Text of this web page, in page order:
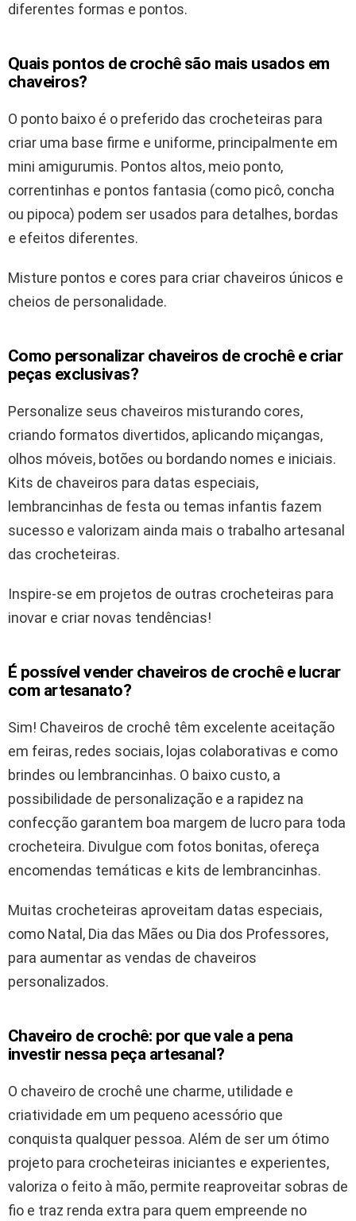
diferentes formas e pontos.
Quais pontos de crochê são mais usados em
chaveiros?
O ponto baixo é o preferido das crocheteiras para
criar uma base firme e uniforme, principalmente em
mini amigurumis. Pontos altos, meio ponto,
correntinhas e pontos fantasia (como picô, concha
ou pipoca) podem ser usados para detalhes, bordas
e efeitos diferentes.
Misture pontos e cores para criar chaveiros únicos e
cheios de personalidade.
Como personalizar chaveiros de crochê e criar
peças exclusivas?
Personalize seus chaveiros misturando cores,
criando formatos divertidos, aplicando miçangas,
olhos móveis, botões ou bordando nomes e iniciais.
Kits de chaveiros para datas especiais,
lembrancinhas de festa ou temas infantis fazem
sucesso e valorizam ainda mais o trabalho artesanal
das crocheteiras.
Inspire-se em projetos de outras crocheteiras para
inovar e criar novas tendências!
É possível vender chaveiros de crochê e lucrar
com artesanato?
Sim! Chaveiros de crochê têm excelente aceitação
em feiras, redes sociais, lojas colaborativas e como
brindes ou lembrancinhas. O baixo custo, a
possibilidade de personalização e a rapidez na
confecção garantem boa margem de lucro para toda
crocheteira. Divulgue com fotos bonitas, ofereça
encomendas temáticas e kits de lembrancinhas.
Muitas crocheteiras aproveitam datas especiais,
como Natal, Dia das Mães ou Dia dos Professores,
para aumentar as vendas de chaveiros
personalizados.
Chaveiro de crochê: por que vale a pena
investir nessa peça artesanal?
O chaveiro de crochê une charme, utilidade e
criatividade em um pequeno acessório que
conquista qualquer pessoa. Além de ser um ótimo
projeto para crocheteiras iniciantes e experientes,
valoriza o feito à mão, permite reaproveitar sobras de
fio e traz renda extra para quem empreende no